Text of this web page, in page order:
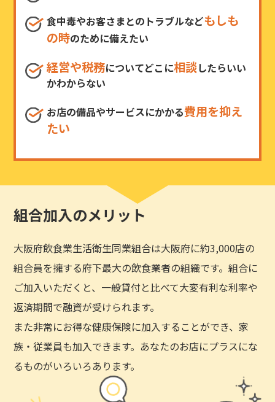
食中毒やお客さまとのトラブルなどもしも
の時のために備えたい
経営や税務についてどこに相談したらいい
かわからない
お店の備品やサービスにかかる費用を抑え
たい
組合加入のメリット
大阪府飲食業生活衛生同業組合は大阪府に約3,000店の
組合員を擁する府下最大の飲食業者の組織です。組合に
ご加入いただくと、一般貸付と比べて大変有利な利率や
返済期間で融資が受けられます。
また非常にお得な健康保険に加入することができ、家
族・従業員も加入できます。あなたのお店にプラスにな
るものがいろいろあります。